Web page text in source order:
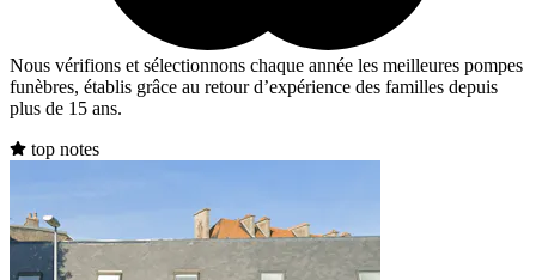
Nous vérifions et sélectionnons chaque année les meilleures pompes
funèbres, établis grâce au retour d’expérience des familles depuis
plus de 15 ans.
top notes